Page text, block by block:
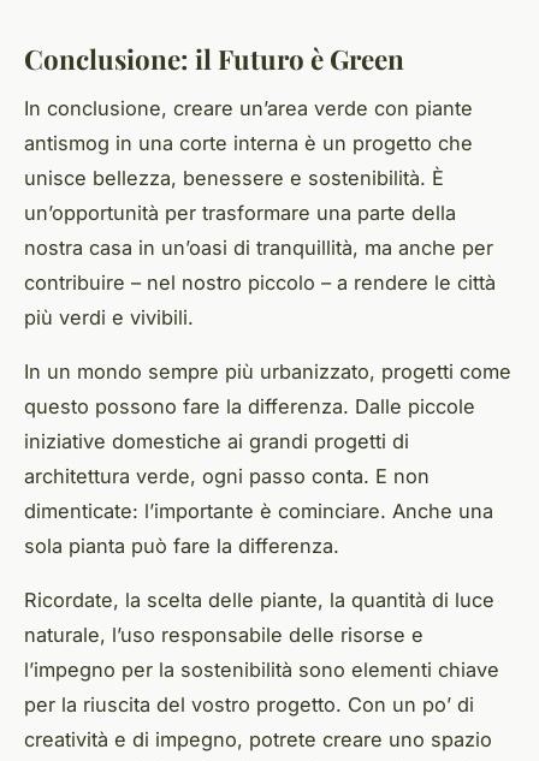
Conclusione: il Futuro è Green
In conclusione, creare un’area verde con piante
antismog in una corte interna è un progetto che
unisce bellezza, benessere e sostenibilità. È
un’opportunità per trasformare una parte della
nostra casa in un’oasi di tranquillità, ma anche per
contribuire – nel nostro piccolo – a rendere le città
più verdi e vivibili.
In un mondo sempre più urbanizzato, progetti come
questo possono fare la differenza. Dalle piccole
iniziative domestiche ai grandi progetti di
architettura verde, ogni passo conta. E non
dimenticate: l’importante è cominciare. Anche una
sola pianta può fare la differenza.
Ricordate, la scelta delle piante, la quantità di luce
naturale, l’uso responsabile delle risorse e
l’impegno per la sostenibilità sono elementi chiave
per la riuscita del vostro progetto. Con un po’ di
creatività e di impegno, potrete creare uno spazio